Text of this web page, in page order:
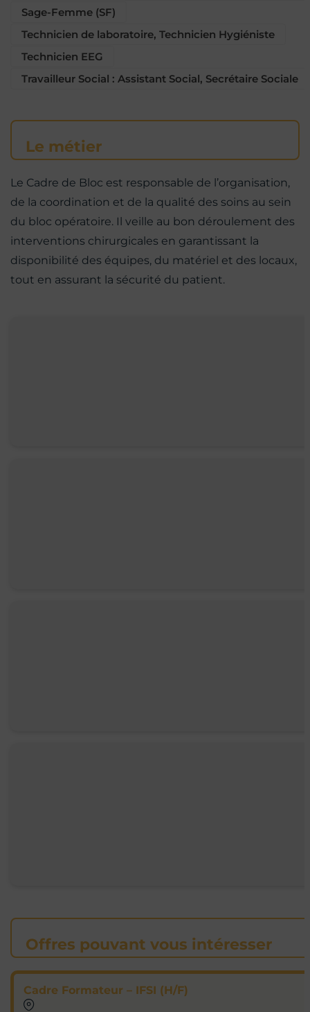
Sage-Femme (SF)
Technicien de laboratoire, Technicien Hygiéniste
Technicien EEG
Travailleur Social : Assistant Social, Secrétaire Sociale
Le métier
Le Cadre de Bloc est responsable de l’organisation,
de la coordination et de la qualité des soins au sein
du bloc opératoire. Il veille au bon déroulement des
interventions chirurgicales en garantissant la
disponibilité des équipes, du matériel et des locaux,
tout en assurant la sécurité du patient.
Offres pouvant vous intéresser
Cadre Formateur – IFSI (H/F)